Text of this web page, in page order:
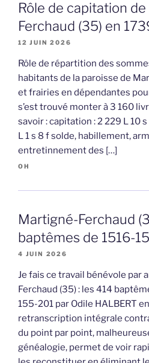
Rôle de capitation
Ferchaud (35) en
12 JUIN 2026
Rôle de répartition des
habitants de la paroisse de
et frairies en dépendantes
s’est trouvé monter à 3 160
savoir : capitation : 2 229 L 10
L 1 s 8 f solde, habillement,
entretinnement des […]
OH
Martigné-Ferchaud
baptêmes de 1516-
4 JUIN 2026
Je fais ce travail bénévole par
Ferchaud (35) : les 414
155-201 par Odile HALBERT
retranscription intégrale
du point par point,
généalogie, permet de voir